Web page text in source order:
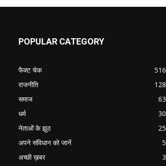
POPULAR CATEGORY
फैक्ट चेक
516
राजनीति
128
समाज
63
धर्म
30
नेताओं के झूठ
25
अपने संविधान को जानें
5
अच्छी ख़बर
3